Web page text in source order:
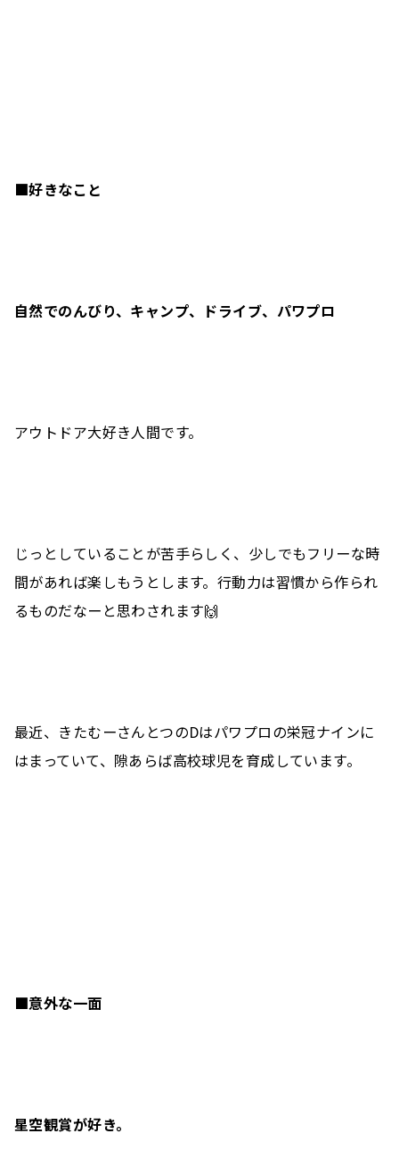
■好きなこと
自然でのんびり、キャンプ、ドライブ、パワプロ
アウトドア大好き人間です。
じっとしていることが苦手らしく、少しでもフリーな時
間があれば楽しもうとします。行動力は習慣から作られ
るものだなーと思わされます🙌
最近、きたむーさんとつのDはパワプロの栄冠ナインに
はまっていて、隙あらば高校球児を育成しています。
■意外な一面
星空観賞が好き。